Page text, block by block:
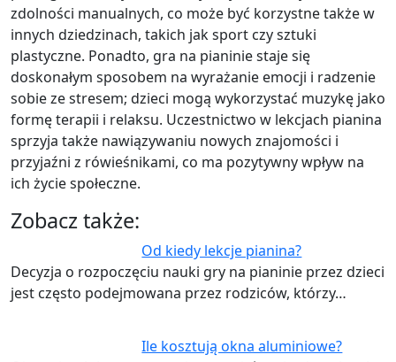
zdolności manualnych, co może być korzystne także w
innych dziedzinach, takich jak sport czy sztuki
plastyczne. Ponadto, gra na pianinie staje się
doskonałym sposobem na wyrażanie emocji i radzenie
sobie ze stresem; dzieci mogą wykorzystać muzykę jako
formę terapii i relaksu. Uczestnictwo w lekcjach pianina
sprzyja także nawiązywaniu nowych znajomości i
przyjaźni z rówieśnikami, co ma pozytywny wpływ na
ich życie społeczne.
Zobacz także:
Od kiedy lekcje pianina?
Decyzja o rozpoczęciu nauki gry na pianinie przez dzieci
jest często podejmowana przez rodziców, którzy…
Ile kosztują okna aluminiowe?